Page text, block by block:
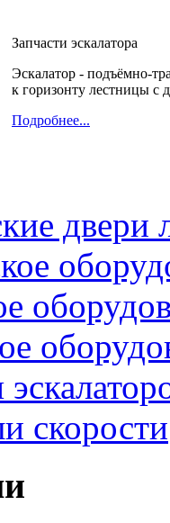
Запчасти эскалатора
Эскалатор - подъёмно-
к горизонту лестницы с
Подробнее...
двери
скорости